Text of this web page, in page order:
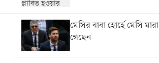
মেসির বাবা হোর্হে মেসি মারা
গেছেন